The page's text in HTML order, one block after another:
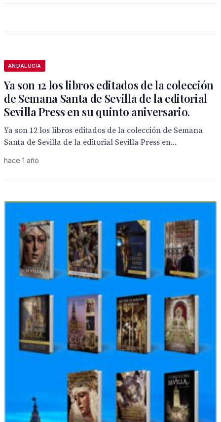
ANDALUCÍA
Ya son 12 los libros editados de la colección
de Semana Santa de Sevilla de la editorial
Sevilla Press en su quinto aniversario.
Ya son 12 los libros editados de la colección de Semana
Santa de Sevilla de la editorial Sevilla Press en...
hace 1 año